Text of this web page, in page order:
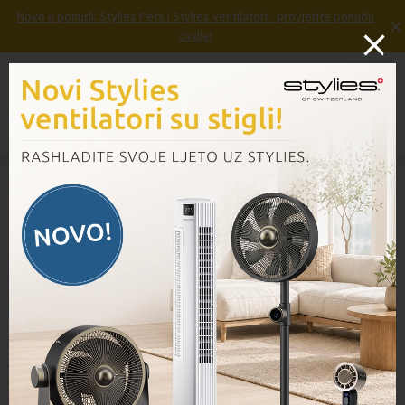
Novo u ponudi: Stylies Pets i Stylies ventilatori - provjerite ponudu
ovdje!
×
Prijava Košarica
Domov
/ Proizvodi / Četke za madrac EB370, 2 komada23,20